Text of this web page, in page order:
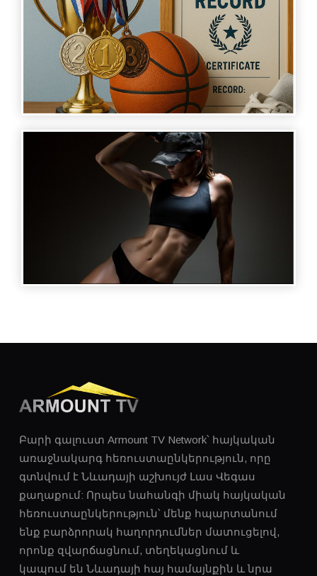
SPORTS STORIES - ARMENIAN LEGENDS 02
SPORTS STORIES - ARMENIAN LEGENDS 01
Բարի գալուստ Armount TV Network՝ հայկական
առաջնակարգ հեռուստաընկերություն, որը
գտնվում է Նևադայի աշխույժ Լաս ​​Վեգաս
քաղաքում: Որպես նահանգի միակ հայկական
հեռուստաընկերություն՝ մենք հպարտանում
ենք բարձրորակ հաղորդումներ մատուցելով,
որոնք զվարճացնում, տեղեկացնում և
կապում են Նևադայի հայ համայնքին և նրա